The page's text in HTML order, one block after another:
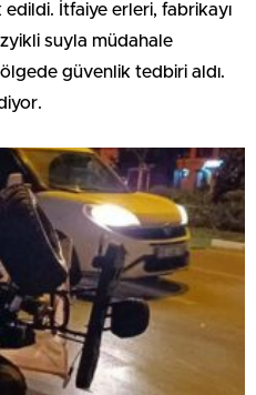
edildi. İtfaiye erleri, fabrikayı
suyla müdahale
güvenlik tedbiri aldı.